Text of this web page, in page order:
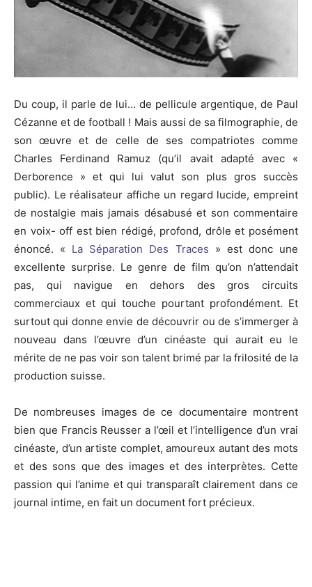
Du coup, il parle de lui… de pellicule argentique, de Paul
Cézanne et de football ! Mais aussi de sa filmographie, de
son œuvre et de celle de ses compatriotes comme
Charles Ferdinand Ramuz (qu’il avait adapté avec «
Derborence » et qui lui valut son plus gros succès
public). Le réalisateur affiche un regard lucide, empreint
de nostalgie mais jamais désabusé et son commentaire
en voix- off est bien rédigé, profond, drôle et posément
énoncé. « La Séparation Des Traces » est donc une
excellente surprise. Le genre de film qu’on n’attendait
pas, qui navigue en dehors des gros circuits
commerciaux et qui touche pourtant profondément. Et
surtout qui donne envie de découvrir ou de s’immerger à
nouveau dans l’œuvre d’un cinéaste qui aurait eu le
mérite de ne pas voir son talent brimé par la frilosité de la
production suisse.
De nombreuses images de ce documentaire montrent
bien que Francis Reusser a l’œil et l’intelligence d’un vrai
cinéaste, d’un artiste complet, amoureux autant des mots
et des sons que des images et des interprètes. Cette
passion qui l’anime et qui transparaît clairement dans ce
journal intime, en fait un document fort précieux.